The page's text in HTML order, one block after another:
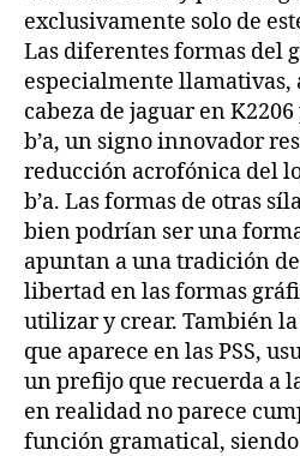
exclusivamente solo de
Las diferentes formas del
especialmente llamativas,
cabeza de jaguar en
b’a, un signo innovador
reducción acrofónica del
b’a. Las formas de otras
bien podrían ser una
apuntan a una tradición
libertad en las formas
utilizar y crear. También
que aparece en las PSS,
un prefijo que recuerda a
en realidad no parece
función gramatical,